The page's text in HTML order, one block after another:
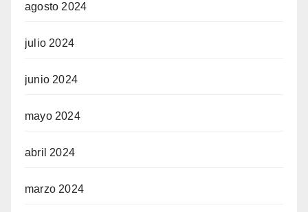
agosto 2024
julio 2024
junio 2024
mayo 2024
abril 2024
marzo 2024